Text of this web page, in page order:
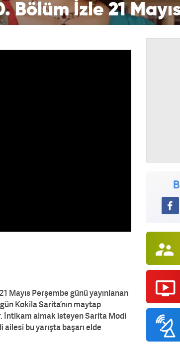
İzle 21
Mayıs Perşembe günü yayınlanan
Kokila Sarita’nın maytap
İntikam almak isteyen Sarita Modi
bu yarışta başarı elde